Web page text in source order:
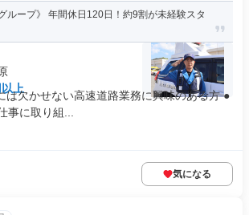
ループ》 年間休日120日！約9割が未経験スタ
上
は欠かせない高速道路業務に興味のある方 ●
事に取り組...
気になる